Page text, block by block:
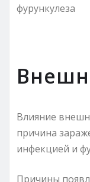
Влияние
причина
инфекцией и
Причины